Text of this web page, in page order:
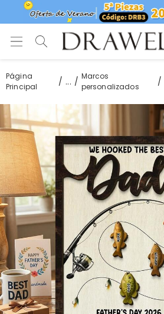
Página
Principal
...
Marcos
personalizados